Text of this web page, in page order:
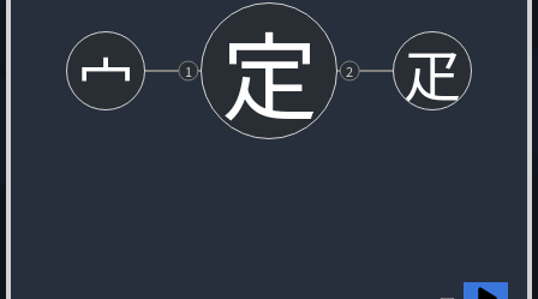
1
宀 2 疋
定